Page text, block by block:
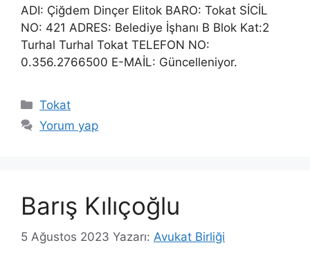
ADI: Çiğdem Dinçer Elitok BARO: Tokat SİCİL
NO: 421 ADRES: Belediye İşhanı B Blok Kat:2
Turhal Turhal Tokat TELEFON NO:
0.356.2766500 E-MAİL: Güncelleniyor.
Kategoriler
Tokat
Yorum yap
Barış Kılıçoğlu
5 Ağustos 2023 Yazarı: Avukat Birliği